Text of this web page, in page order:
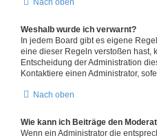
Nach oben
Weshalb wurde ich verwarnt?
In jedem Board gibt es eigene
eine dieser Regeln verstoßen hast,
Entscheidung der Administration
Kontaktiere einen Administrator,
Nach oben
Wie kann ich Beiträge den
Wenn ein Administrator die